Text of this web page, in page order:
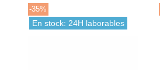
-35%
En stock: 24H laborables